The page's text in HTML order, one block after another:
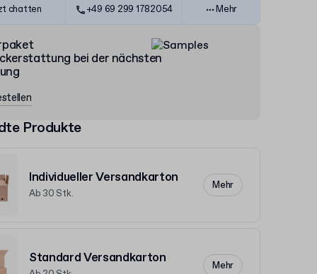
chatten +49 69 299 1782054 Mehr
bei der nächsten
Produkte
Individueller Versandkarton
Ab 30 Stk.
Mehr
Standard Versandkarton Mehr